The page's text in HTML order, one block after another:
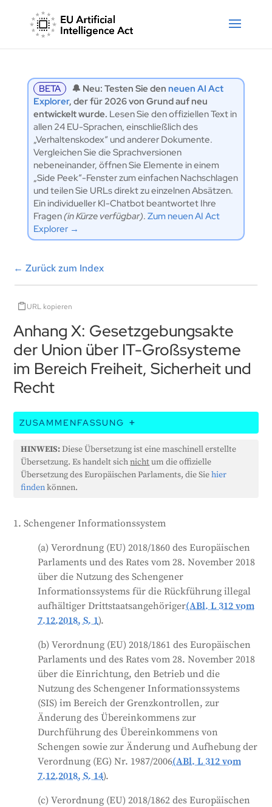
BETA 🔔 Neu: Testen Sie den neuen AI Act
Explorer, der für 2026 von Grund auf neu
entwickelt wurde. Lesen Sie den offiziellen Text in
allen 24 EU-Sprachen, einschließlich des
„Verhaltenskodex“ und anderer Dokumente.
Vergleichen Sie die Sprachversionen
nebeneinander, öffnen Sie Elemente in einem
„Side Peek“-Fenster zum einfachen Nachschlagen
und teilen Sie URLs direkt zu einzelnen Absätzen.
Ein individueller KI-Chatbot beantwortet Ihre
Fragen(in Kürze verfügbar). Zum neuen AI Act
Explorer →
←Zurück zum Index
URL kopieren
Anhang X: Gesetzgebungsakte
der Union über IT-Großsysteme
im Bereich Freiheit, Sicherheit und
Recht
ZUSAMMENFASSUNG
Für IT-Großsysteme und KI-Systeme mit hohem
Risiko, die bereits in Betrieb sind, gelten besondere
Regeln - sie müssen gemäß Artikel 111 erst ab 2030
dem KI-Gesetz entsprechen. In diesem Anhang sind
Grenzkontrollen und die Rückführung illegaler
Einwanderer unterstützt;
Das Visa-Informationssystem, das die
Bedingungen für den Zugang zu anderen EU-
Informationssystemen festlegt;
illegale Einwanderer zu identifizieren;
Das Einreise-/Ausreisesystem, das die Ein- und
Ausreisedaten von Nicht-EU-Bürgern erfasst;
Das Europäische Reiseinformations- und -
genehmigungssystem;
Das Europäische Strafregisterinformationssystem;
Und Vorschriften für die Interoperabilität zwischen
diesen Systemen.
HINWEIS:Diese Übersetzung ist eine maschinell erstellte
Übersetzung. Es handelt sichnichtum die offizielle
Übersetzung des Europäischen Parlaments, die Siehier
findenkönnen.
1. Schengener Informationssystem
(a) Verordnung (EU) 2018/1860 des Europäischen
Parlaments und des Rates vom 28. November 2018
über die Nutzung des Schengener
Informationssystems für die Rückführung illegal
aufhältiger Drittstaatsangehöriger(ABl. L 312 vom
7.12.2018, S. 1).
(b) Verordnung (EU) 2018/1861 des Europäischen
Parlaments und des Rates vom 28. November 2018
über die Einrichtung, den Betrieb und die
Nutzung des Schengener Informationssystems
(SIS) im Bereich der Grenzkontrollen, zur
Änderung des Übereinkommens zur
Durchführung des Übereinkommens von
Schengen sowie zur Änderung und Aufhebung der
Verordnung (EG) Nr. 1987/2006(ABl. L 312 vom
7.12.2018, S. 14).
(c) Verordnung (EU) 2018/1862 des Europäischen